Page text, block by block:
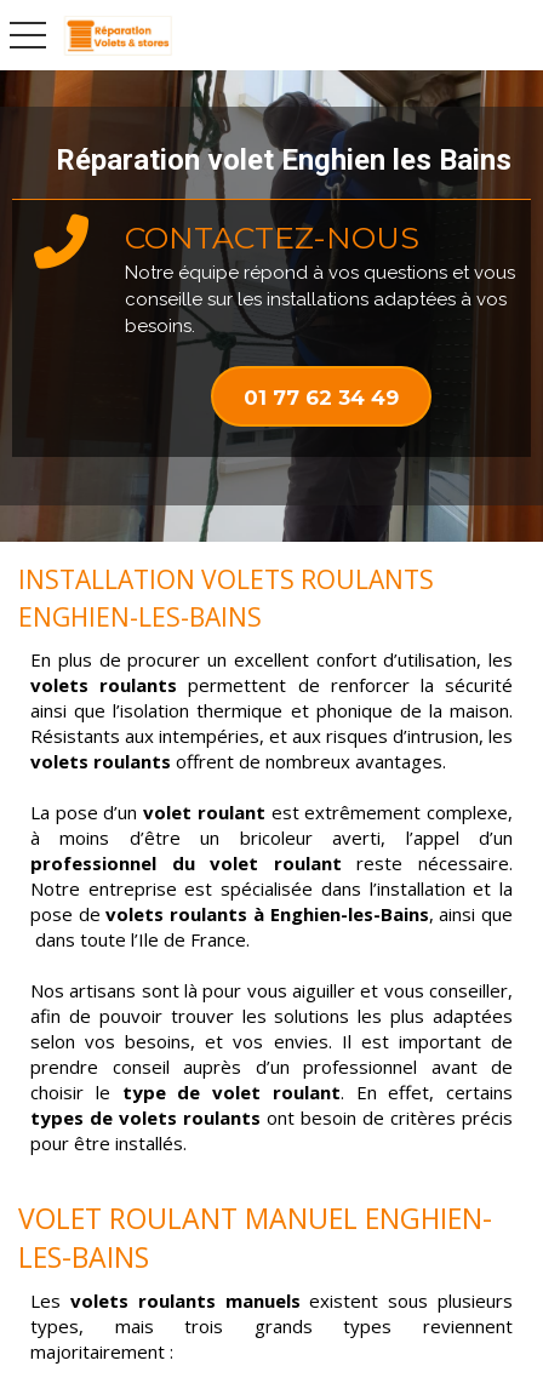
toggle navigation
Réparation volet Enghien les Bains
CONTACTEZ-NOUS
Notre équipe répond à vos questions et vous
conseille sur les installations adaptées à vos
besoins.
01 77 62 34 49
INSTALLATION VOLETS ROULANTS
ENGHIEN-LES-BAINS
En plus de procurer un excellent confort d’utilisation, les
volets roulants permettent de renforcer la sécurité
ainsi que l’isolation thermique et phonique de la maison.
Résistants aux intempéries, et aux risques d’intrusion, les
volets roulants offrent de nombreux avantages.
La pose d’unvolet roulant est extrêmement complexe,
à moins d’être un bricoleur averti, l’appel d’un
professionnel du volet roulant reste nécessaire.
Notre entreprise est spécialisée dans l’installation et la
pose devolets roulants à Enghien-les-Bains, ainsi que
dans toute l’Ile de France.
Nos artisans sont là pour vous aiguiller et vous conseiller,
afin de pouvoir trouver les solutions les plus adaptées
selon vos besoins, et vos envies. Il est important de
prendre conseil auprès d’un professionnel avant de
choisir le type de volet roulant. En effet, certains
types de volets roulants ont besoin de critères précis
pour être installés.
VOLET ROULANT MANUEL ENGHIEN-
LES-BAINS
Les volets roulants manuels existent sous plusieurs
types, mais trois grands types reviennent
majoritairement :